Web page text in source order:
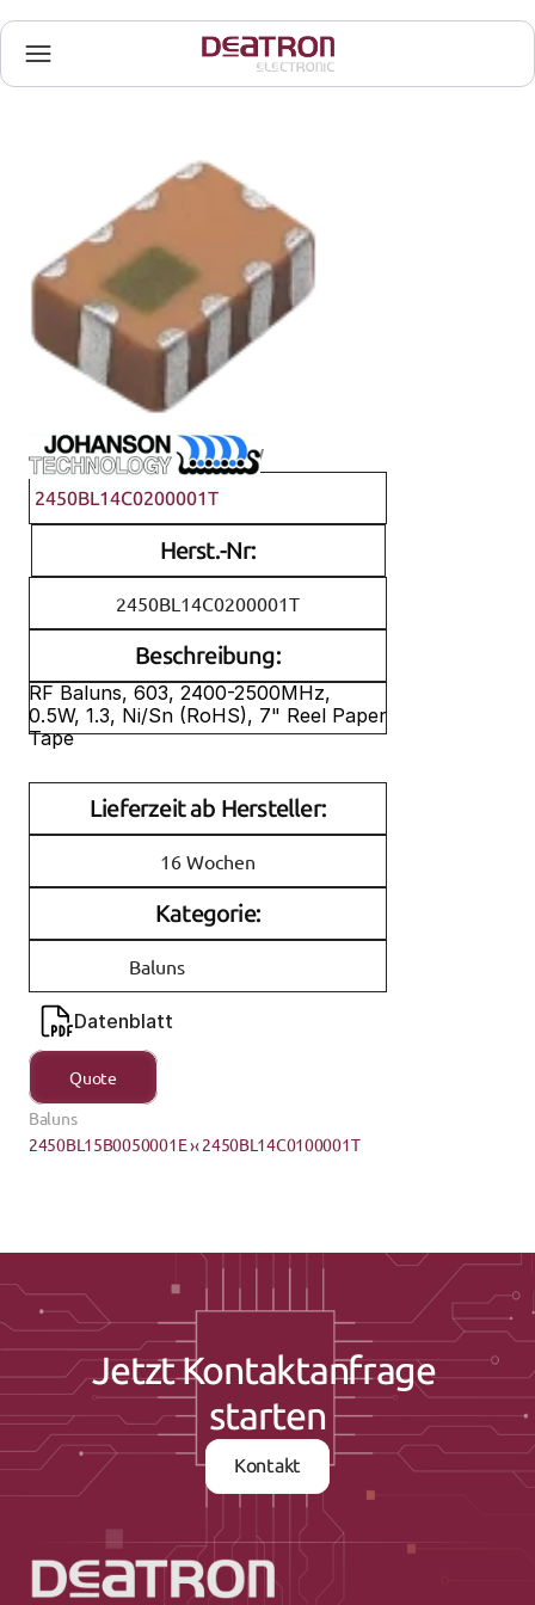
Johanson Technology
2450BL14C0200001T
Herst.-Nr:
2450BL14C0200001T
Beschreibung:
RF Baluns, 603, 2400-2500MHz,
0.5W, 1.3, Ni/Sn (RoHS), 7" Reel Paper
Tape
Lieferzeit ab Hersteller:
16 Wochen
Kategorie:
Baluns
Datenblatt
Quote
Baluns
2450BL15B0050001E ›‹ 2450BL14C0100001T
Jetzt Kontaktanfrage
starten
Kontakt